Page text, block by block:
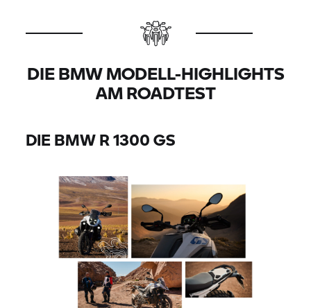
DIE BMW MODELL-HIGHLIGHTS
AM ROADTEST
DIE BMW R 1300 GS